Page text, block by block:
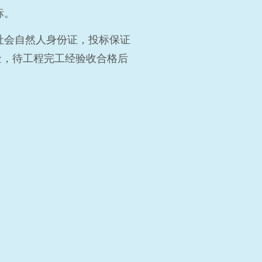
自然人身份证，投标保证
待工程完工经验收合格后